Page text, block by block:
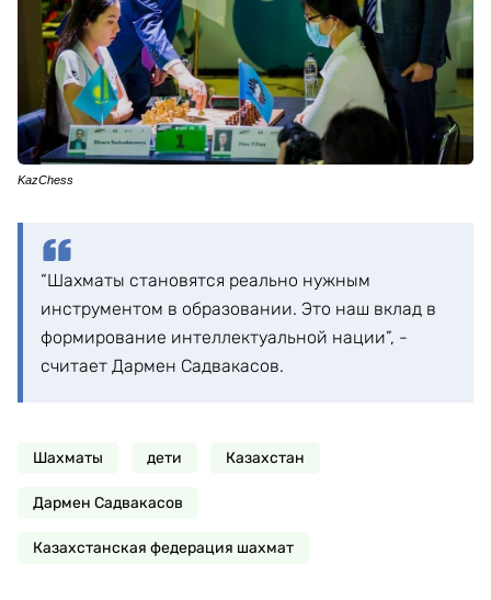
KazChess
“Шахматы становятся реально нужным
инструментом в образовании. Это наш вклад в
формирование интеллектуальной нации”, -
считает Дармен Садвакасов.
Шахматы дети Казахстан
Дармен Садвакасов
Казахстанская федерация шахмат